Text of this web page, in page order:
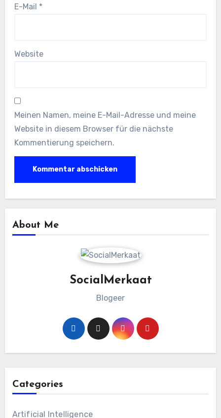
E-Mail *
Website
Meinen Namen, meine E-Mail-Adresse und meine
Website in diesem Browser für die nächste
Kommentierung speichern.
About Me
SocialMerkaat
Blogeer
Categories
Artificial Intelligence